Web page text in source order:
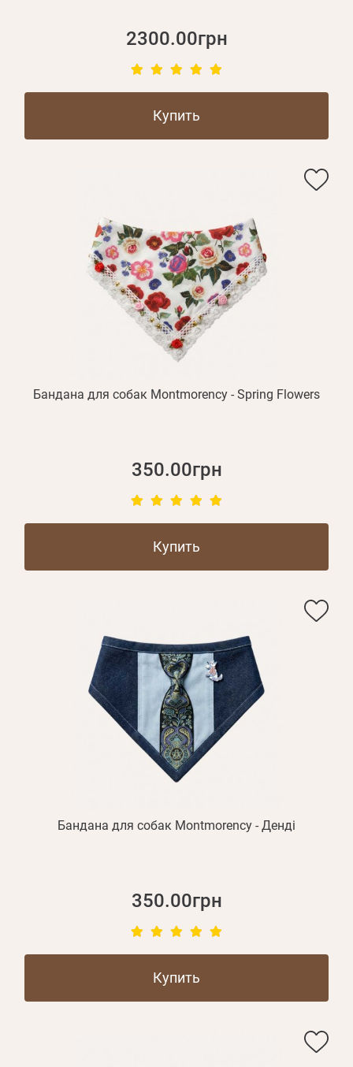
2300.00грн
Купить
Бандана для собак Montmorency - Spring Flowers
350.00грн
Купить
Бандана для собак Montmorency - Денді
350.00грн
Купить